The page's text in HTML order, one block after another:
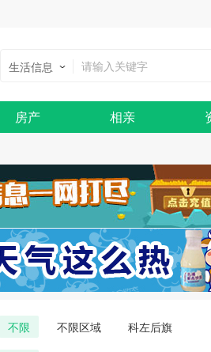
生活信息
房产 相亲
不限 不限区域 科左后旗